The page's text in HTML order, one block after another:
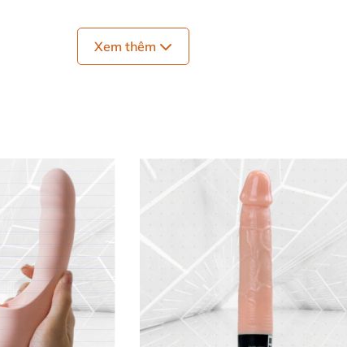
hại.
an toàn và vệ sinh 100%. Bạn sẽ mê mẩn sự
spot chính xác khiến mình 'lên đỉnh' nhanh chưa
Xem thêm